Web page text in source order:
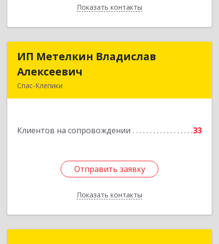
Показать контакты
Назад
ИП Метелкин Владислав
Алексеевич
Спас-Клепики
Клиентов на сопровождении 33
Отправить заявку
Показать контакты
ИП Метелкин Владислав
Подробнее
Отправить заявку
Назад